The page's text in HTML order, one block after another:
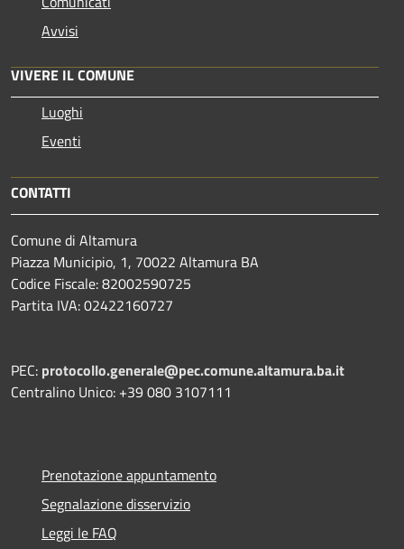
Avvisi
VIVERE IL COMUNE
Luoghi
Eventi
CONTATTI
Comune di Altamura
Piazza Municipio, 1, 70022 Altamura BA
Codice Fiscale: 82002590725
Partita IVA: 02422160727
PEC: protocollo.generale@pec.comune.altamura.ba.it
Centralino Unico: +39 080 3107111
Prenotazione appuntamento
Segnalazione disservizio
Leggi le FAQ